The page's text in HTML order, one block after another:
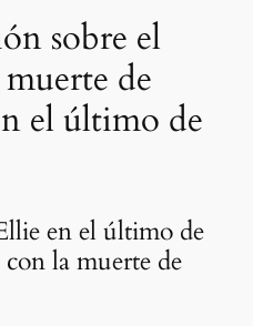
sobre el
de
el último de
en el último de
la muerte de